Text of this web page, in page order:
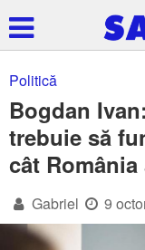
Politică
Bogdan
trebuie să
cât
Gabriel 9